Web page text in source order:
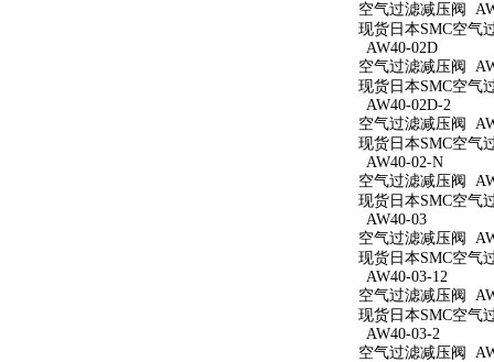
空气过滤减压阀
现货日本SMC空气
AW40-02D
空气过滤减压阀
现货日本SMC空气
AW40-02D-2
空气过滤减压阀
现货日本SMC空气
AW40-02-N
空气过滤减压阀
现货日本SMC空气
AW40-03
空气过滤减压阀
现货日本SMC空气
AW40-03-12
空气过滤减压阀
现货日本SMC空气
AW40-03-2
空气过滤减压阀